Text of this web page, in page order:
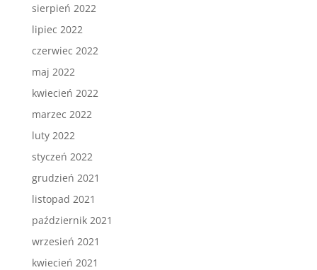
sierpień 2022
lipiec 2022
czerwiec 2022
maj 2022
kwiecień 2022
marzec 2022
luty 2022
styczeń 2022
grudzień 2021
listopad 2021
październik 2021
wrzesień 2021
kwiecień 2021